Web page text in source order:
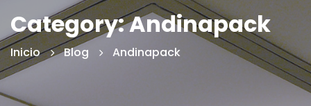
Category: Andinapack
Inicio Blog Andinapack